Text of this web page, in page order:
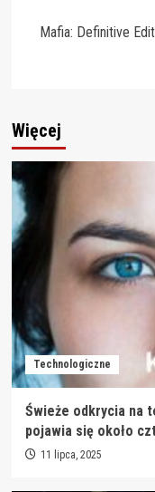
Mafia: Definitive
Więcej
Technologiczne
Świeże odkrycia na
pojawia się około
11 lipca, 2025